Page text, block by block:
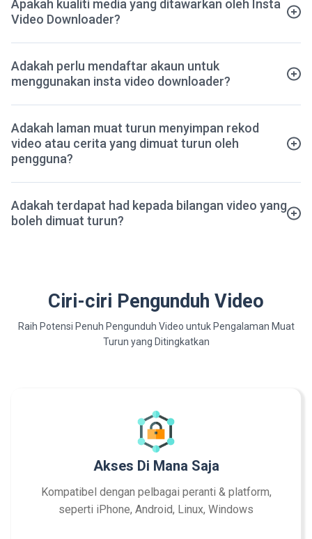
Apakah kualiti media yang ditawarkan oleh Insta
Video Downloader?
Adakah perlu mendaftar akaun untuk
menggunakan insta video downloader?
Adakah laman muat turun menyimpan rekod
video atau cerita yang dimuat turun oleh
pengguna?
Adakah terdapat had kepada bilangan video yang
boleh dimuat turun?
Ciri-ciri Pengunduh Video
Raih Potensi Penuh Pengunduh Video untuk Pengalaman Muat
Turun yang Ditingkatkan
Akses Di Mana Saja
Kompatibel dengan pelbagai peranti & platform,
seperti iPhone, Android, Linux, Windows